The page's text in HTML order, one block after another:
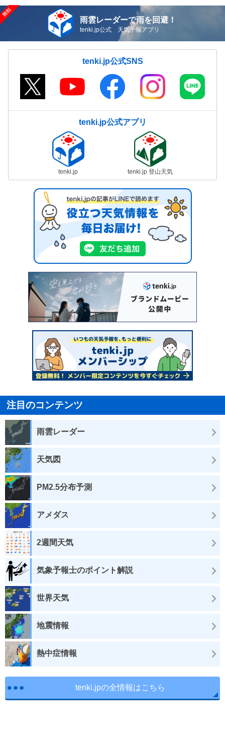
雨雲レーダーで雨を回避！
tenki.jp公式 天気予報アプリ
tenki.jp公式SNS
tenki.jp公式アプリ
tenki.jp tenki.jp 登山天気
注目のコンテンツ
雨雲レーダー
天気図
PM2.5分布予測
アメダス
2週間天気
気象予報士のポイント解説
世界天気
地震情報
熱中症情報
tenki.jpの全情報はこちら